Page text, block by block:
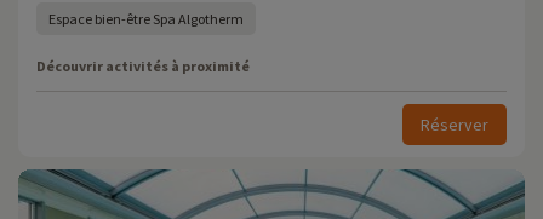
Espace bien-être Spa Algotherm
Découvrir activités à proximité
Réserver